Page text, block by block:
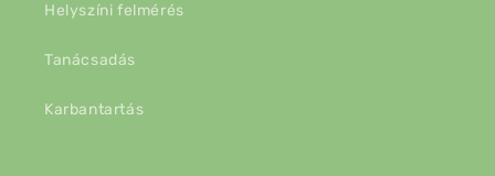
Helyszíni felmérés
Tanácsadás
Karbantartás